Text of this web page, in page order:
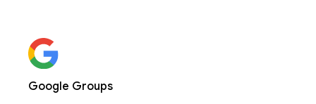
Google Groups